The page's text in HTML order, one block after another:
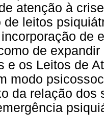
atenção à
de leitos
de
de
e os Leitos de
modo
da relação dos